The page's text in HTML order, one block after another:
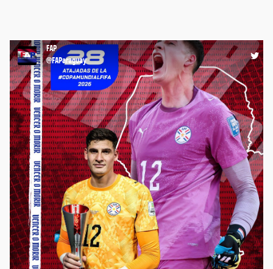
FAP
@FAParaguay
⚽️ ¡Felicitamos al arquero de la #Albirroja, Orlando Gill, por ser
el portero con más atajadas (28) del #Mundial2026 🏆🌎! 💪🏼
¡CONGRATULACIONES, ORLANDO!🤩 #FAP
#FutbolistasParaguayos #FútbolParaguayo